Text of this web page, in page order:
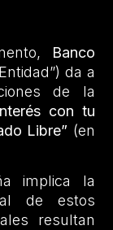
Banco
da a
de la
con tu
Libre” (en
implica la
de estos
resultan